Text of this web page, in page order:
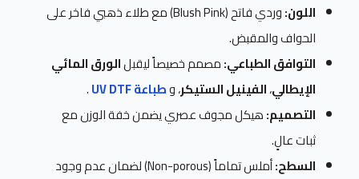
اللون:
وردي فاتح (Blush Pink) مع طلاء ذهبي فاخر على
الحواف والمقبض.
التوافق الطباعي:مصمم خصيصاً ليقبلالورق المائي
الإيطالي،الفينيل الستيكر، وطباعة UV DTF
.
التصميم:هيكل مجوف عصري يضمن خفة الوزن مع
ثبات عالٍ.
السطح:
أملس تماماً (Non-porous) لضمان عدم وجود